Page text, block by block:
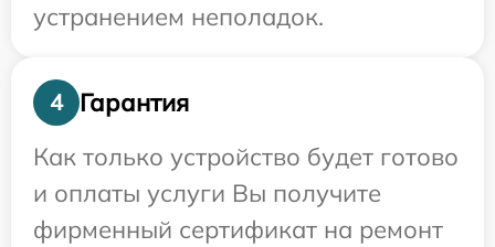
устранением неполадок.
4
Гарантия
Как только устройство будет готово
и оплаты услуги Вы получите
фирменный сертификат на ремонт